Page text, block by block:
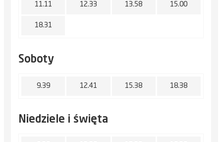
11.11 12.33 13.58 15.00
18.31
Soboty
9.39 12.41 15.38 18.38
Niedziele i święta